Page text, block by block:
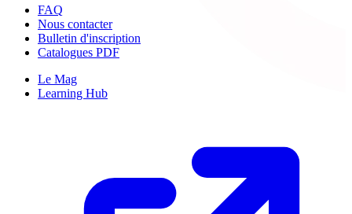
FAQ
Nous contacter
Bulletin d'inscription
Catalogues PDF
Le Mag
Learning Hub